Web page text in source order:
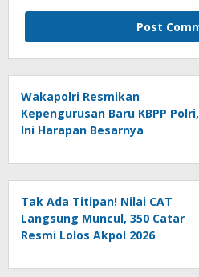
Wakapolri Resmikan
Kepengurusan Baru KBPP Polri,
Ini Harapan Besarnya
Tak Ada Titipan! Nilai CAT
Langsung Muncul, 350 Catar
Resmi Lolos Akpol 2026